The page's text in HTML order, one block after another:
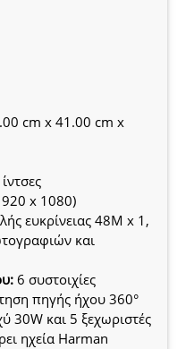
cm x 41.00 cm x
x 1080)
ευκρίνειας 48M x 1,
και
6 συστοιχίες
πηγής ήχου 360°
30W και 5 ξεχωριστές
ηχεία Harman